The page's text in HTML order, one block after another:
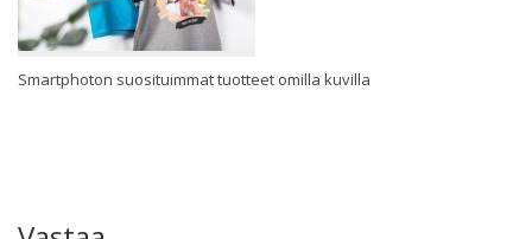
Smartphoton suosituimmat tuotteet omilla kuvilla